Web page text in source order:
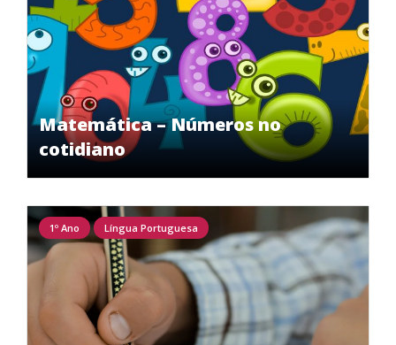
Matemática – Números no
cotidiano
1º Ano Língua Portuguesa